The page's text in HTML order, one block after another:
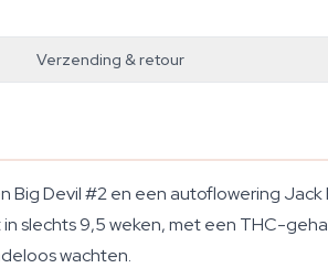
Verzending & retour
Big Devil #2 en een autoflowering Jack
slechts 9,5 weken, met een THC-
wachten.